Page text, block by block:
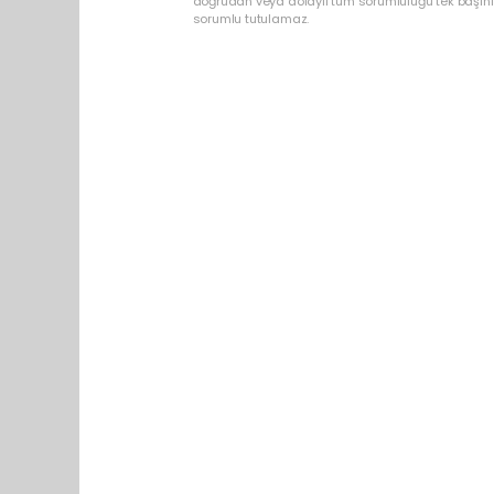
sorumlu tutulamaz.